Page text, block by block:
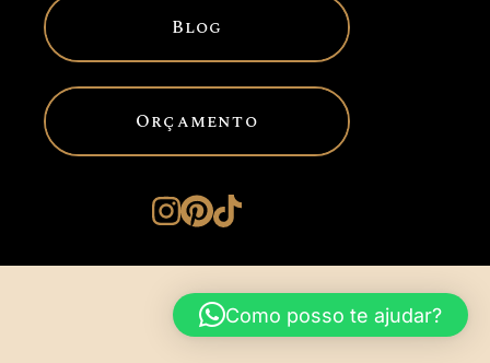
Blog
Orçamento
Como posso te ajudar?